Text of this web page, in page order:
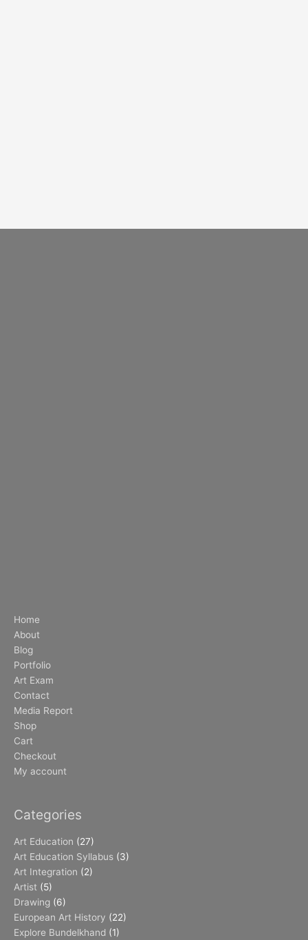
Home
About
Blog
Portfolio
Art Exam
Contact
Media Report
Shop
Cart
Checkout
My account
Categories
Art Education (27)
Art Education Syllabus (3)
Art Integration (2)
Artist (5)
Drawing (6)
European Art History (22)
Explore Bundelkhand (1)